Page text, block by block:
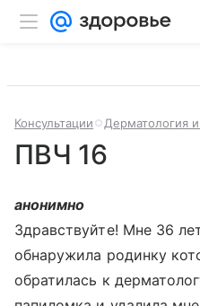
Консультации Дерматология
ПВЧ 16
анонимно
Здравствуйте! Мне 36
обнаружила родинку
обратилась к